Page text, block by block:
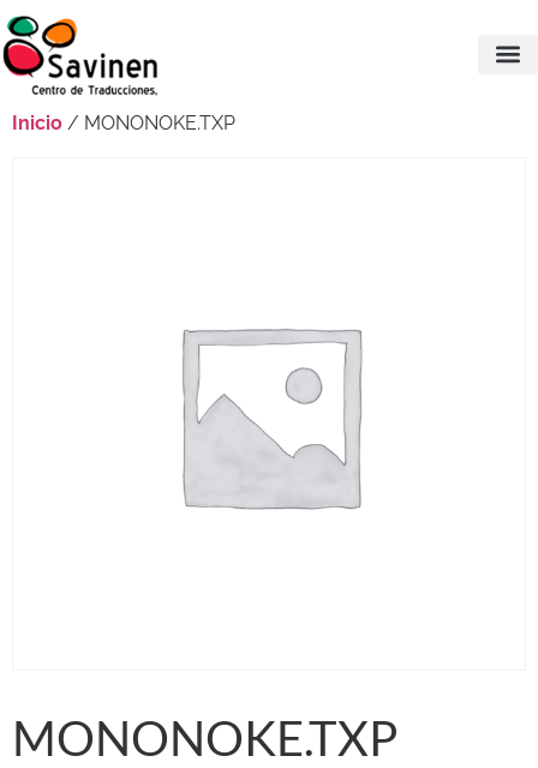
Inicio / MONONOKE.TXP
MONONOKE.TXP